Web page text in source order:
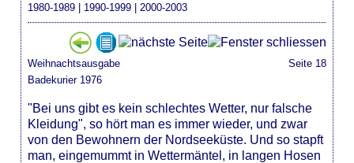
1980-1989 | 1990-1999 | 2000-2003
Weihnachtsausgabe
Badekurier 1976
Seite 18
"Bei uns gibt es kein schlechtes Wetter, nur falsche
Kleidung", so hört man es immer wieder, und zwar
von den Bewohnern der Nordseeküste. Und so stapft
man, eingemummt in Wettermäntel, in langen Hosen